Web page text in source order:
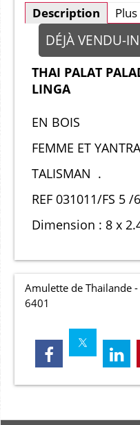
Description Plus
DÉJÀ VENDU-
THAI PALAT
LINGA
EN BOIS
FEMME ET YANTRA
TALISMAN .
REF 031011/FS 5 /
Dimension : 8 x
Amulette de Thailande
6401